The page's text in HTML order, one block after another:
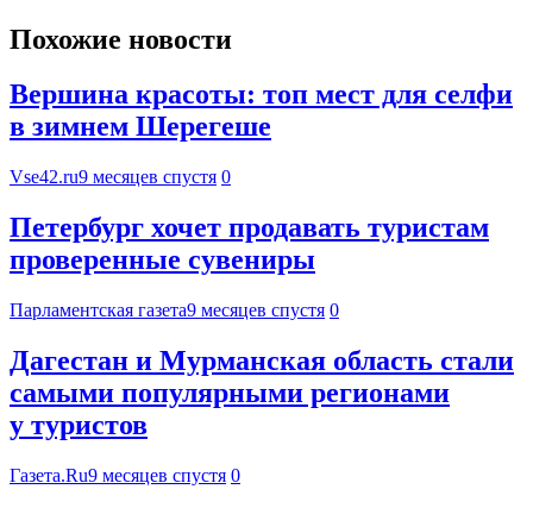
Похожие новости
Вершина красоты: топ мест для селфи
в зимнем Шерегеше
Vse42.ru9 месяцев спустя 0
Петербург хочет продавать туристам
проверенные сувениры
Парламентская газета9 месяцев спустя 0
Дагестан и Мурманская область стали
самыми популярными регионами
у туристов
Газета.Ru9 месяцев спустя 0